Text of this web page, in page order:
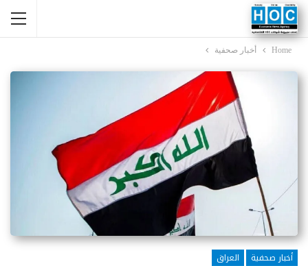
Home أخبار صحفية
أخبار صحفية
العراق